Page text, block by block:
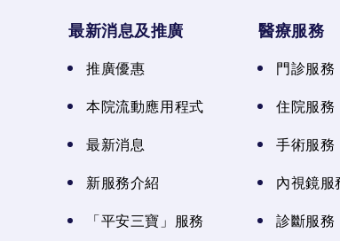
最新消息及推廣
推廣優惠
本院流動應用程式
最新消息
新服務介紹
「平安三寶」服務
醫療服務
門診服務
住院服務
手術服務
內視鏡服
診斷服務